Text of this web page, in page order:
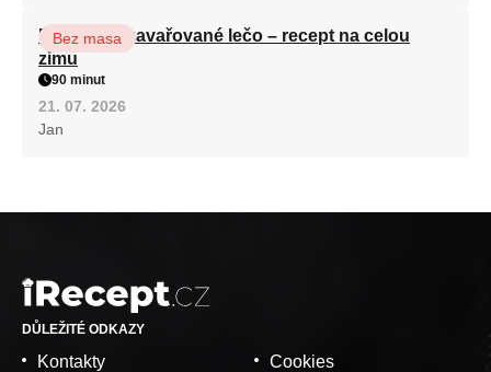
Babiččino zavařované lečo – recept na celou
zimu
Bez masa
90 minut
21. 07. 2026
Jan
DŮLEŽITÉ ODKAZY
Kontakty Cookies